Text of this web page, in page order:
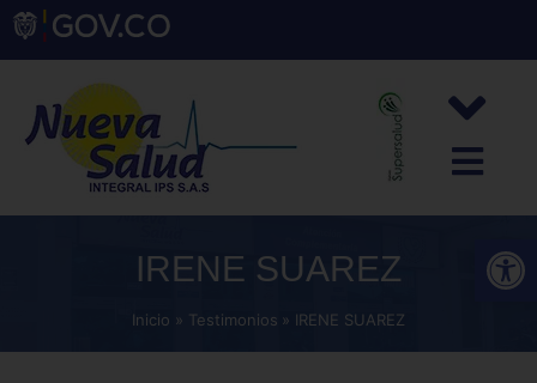
IRENE SUAREZ
Inicio Testimonios IRENE SUAREZ